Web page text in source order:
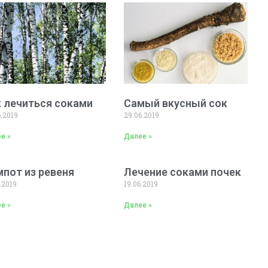
лечиться соками
»
Самый вкусный сок
29.06.2019
Далее »
из ревеня
»
Лечение соками почек
19.06.2019
Далее »